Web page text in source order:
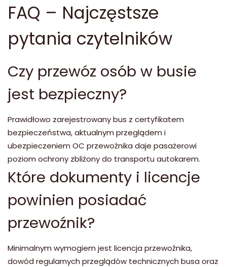
FAQ – Najczęstsze
pytania czytelników
Czy przewóz osób w busie
jest bezpieczny?
Prawidłowo zarejestrowany bus z certyfikatem
bezpieczeństwa, aktualnym przeglądem i
ubezpieczeniem OC przewoźnika daje pasażerowi
poziom ochrony zbliżony do transportu autokarem.
Które dokumenty i licencje
powinien posiadać
przewoźnik?
Minimalnym wymogiem jest licencja przewoźnika,
dowód regularnych przeglądów technicznych busa oraz